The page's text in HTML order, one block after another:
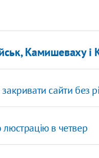
Камишеваху і
сайти без
в четвер